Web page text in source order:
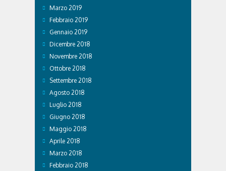
Marzo 2019
Febbraio 2019
Gennaio 2019
Dicembre 2018
Novembre 2018
Ottobre 2018
Settembre 2018
Agosto 2018
Luglio 2018
Giugno 2018
Maggio 2018
Aprile 2018
Marzo 2018
Febbraio 2018